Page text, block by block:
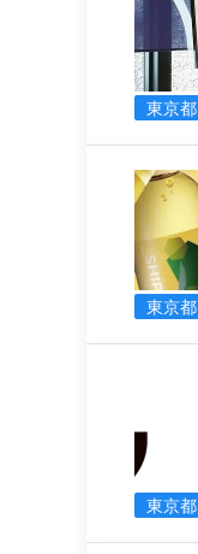
東京都
東京都
東京都